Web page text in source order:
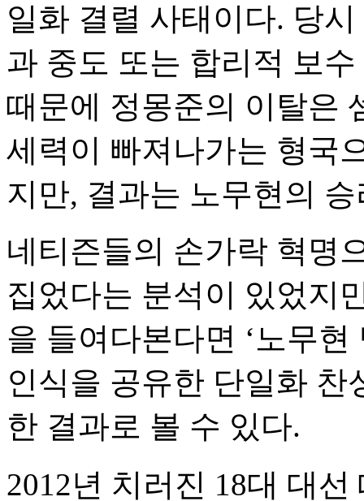
일화 결렬 사태이다. 당
과 중도 또는 합리적 보
때문에 정몽준의 이탈은
세력이 빠져나가는 형국
지만, 결과는 노무현의
네티즌들의 손가락 혁명
집었다는 분석이 있었지
을 들여다본다면 ‘노무
인식을 공유한 단일화
한 결과로 볼 수 있다.
2012년 치러진 18대 대